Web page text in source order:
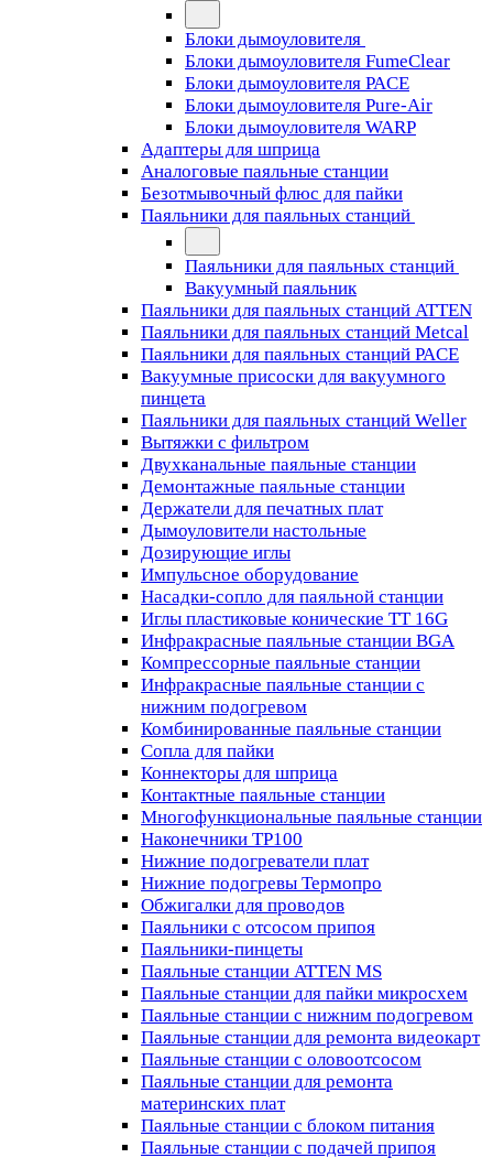
Блоки дымоуловителя
Блоки дымоуловителя FumeClear
Блоки дымоуловителя PACE
Блоки дымоуловителя Pure-Air
Блоки дымоуловителя WARP
Адаптеры для шприца
Аналоговые паяльные станции
Безотмывочный флюс для пайки
Паяльники для паяльных станций
Паяльники для паяльных станций
Вакуумный паяльник
Паяльники для паяльных станций ATTEN
Паяльники для паяльных станций Metcal
Паяльники для паяльных станций PACE
Вакуумные присоски для вакуумного
пинцета
Паяльники для паяльных станций Weller
Вытяжки с фильтром
Двухканальные паяльные станции
Демонтажные паяльные станции
Держатели для печатных плат
Дымоуловители настольные
Дозирующие иглы
Импульсное оборудование
Насадки-сопло для паяльной станции
Иглы пластиковые конические TT 16G
Инфракрасные паяльные станции BGA
Компрессорные паяльные станции
Инфракрасные паяльные станции с
нижним подогревом
Комбинированные паяльные станции
Сопла для пайки
Коннекторы для шприца
Контактные паяльные станции
Многофункциональные паяльные станции
Наконечники TP100
Нижние подогреватели плат
Нижние подогревы Термопро
Обжигалки для проводов
Паяльники с отсосом припоя
Паяльники-пинцеты
Паяльные станции ATTEN MS
Паяльные станции для пайки микросхем
Паяльные станции с нижним подогревом
Паяльные станции для ремонта видеокарт
Паяльные станции с оловоотсосом
Паяльные станции для ремонта
материнских плат
Паяльные станции с блоком питания
Паяльные станции с подачей припоя